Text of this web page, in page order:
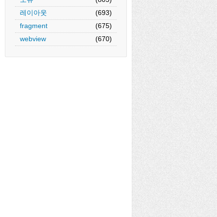
레이아웃
(693)
fragment
(675)
webview
(670)